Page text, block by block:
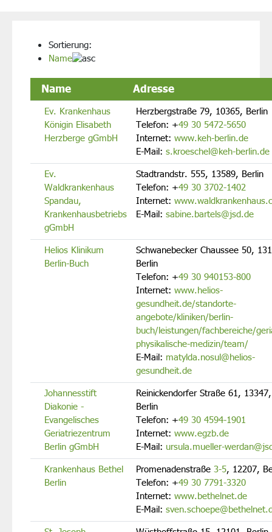
Sortierung:
Name
Name Adresse
Ev. Krankenhaus
Königin Elisabeth
Herzberge gGmbH
Herzbergstraße 79, 10365, Berlin
Telefon: +49 30 5472-5650
Internet: www.keh-berlin.de
E-Mail: s.kroeschel@keh-berlin.de
Ev.
Waldkrankenhaus
Spandau,
Krankenhausbetriebs
gGmbH
Stadtrandstr. 555, 13589, Berlin
Telefon: +49 30 3702-1402
Internet:
E-Mail: sabine.bartels@jsd.de
Helios Klinikum
Berlin-Buch
Schwanebecker Chaussee 50,
Berlin
Telefon: +49 30 940153-800
Internet: www.helios-
gesundheit.de/standorte-
angebote/kliniken/berlin-
buch/leistungen/fachbereiche/
physikalische-medizin/team/
E-Mail: matylda.nosul@helios-
gesundheit.de
Johannesstift
Diakonie -
Evangelisches
Geriatriezentrum
Berlin gGmbH
Reinickendorfer Straße 61, 13347,
Berlin
Telefon: +49 30 4594-1901
Internet: www.egzb.de
E-Mail: ursula.mueller-
Krankenhaus Bethel
Berlin
Promenadenstraße 3-5, 12207,
Telefon: +49 30 7791-3320
Internet: www.bethelnet.de
E-Mail: